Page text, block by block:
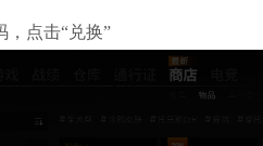
，点击“兑换”